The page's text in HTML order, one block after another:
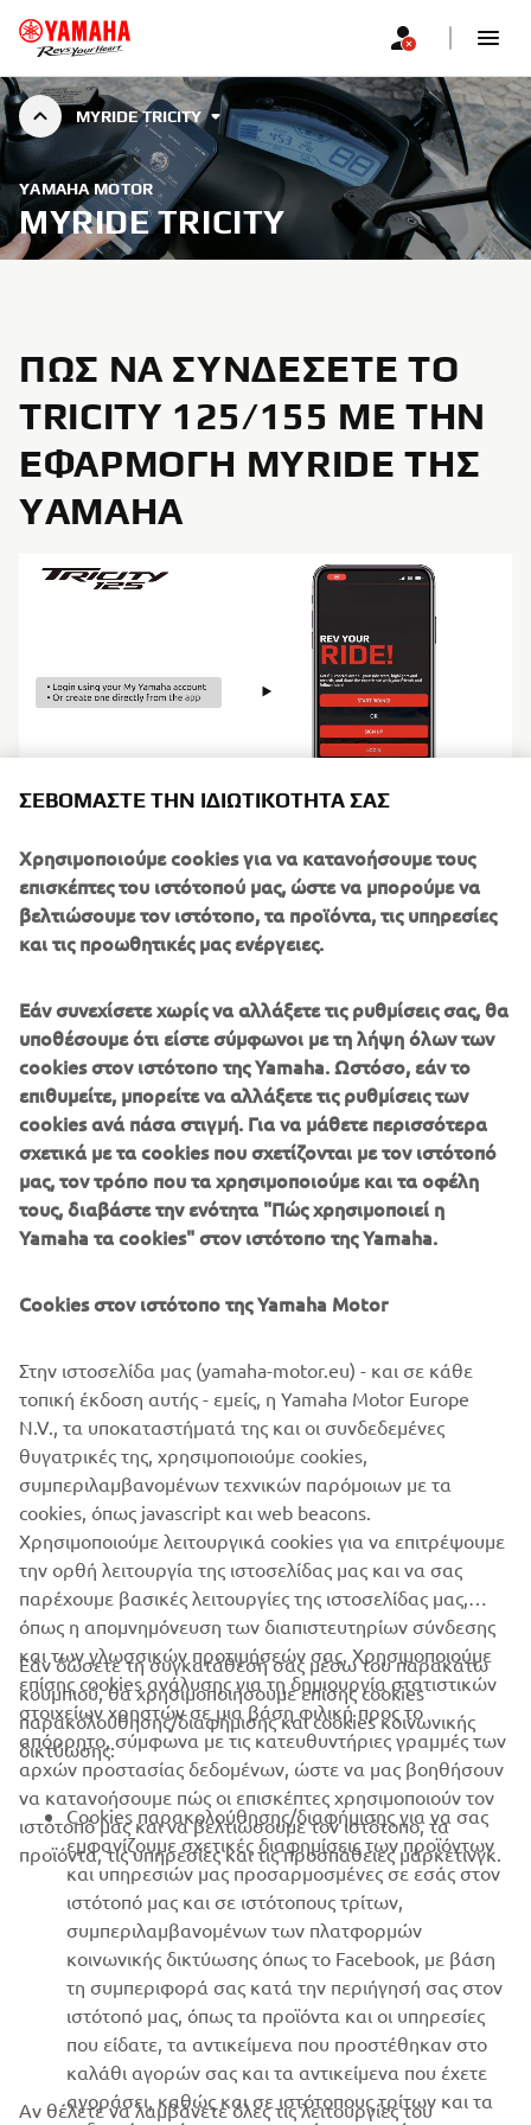
MYRIDE TRICITY
YAMAHA MOTOR
MYRIDE TRICITY
ΠΏΣ ΝΑ ΣΥΝΔΈΣΕΤΕ ΤΟ
TRICITY 125/155 ΜΕ ΤΗΝ
ΕΦΑΡΜΟΓΉ MYRIDE ΤΗΣ
YAMAHA
ΚΑΤΕΒΆΣΤΕ ΤΗΝ ΕΦΑΡΜΟΓΉ
Παρακαλώ επιλέξτε ένα από τα παρακάτω εικονίδια για
να κατεβάσετε δωρεάν την εφαρμογή MyRide.
ΕΤΑΙΡΕΊΑ
B2B
ΠΕΡΙΣΣΌΤΕΡΑ YAMAHA
SUPPORT
ΕΝΗΜΕΡΩΤΙΚΟ ΔΕΛΤΙΟ
Γίνετε ο πρώτος που θα μάθετε για τις τελευταίες προσφορές, τις
ειδικές εκδηλώσεις, τις νέες κυκλοφορίες και πολλά άλλα
ΣΕΒΌΜΑΣΤΕ ΤΗΝ ΙΔΙΩΤΙΚΌΤΗΤΆ ΣΑΣ
Χρησιμοποιούμε cookies για να κατανοήσουμε τους
επισκέπτες του ιστότοπού μας, ώστε να μπορούμε να
βελτιώσουμε τον ιστότοπο, τα προϊόντα, τις υπηρεσίες
και τις προωθητικές μας ενέργειες.
Εάν συνεχίσετε χωρίς να αλλάξετε τις ρυθμίσεις σας, θα
υποθέσουμε ότι είστε σύμφωνοι με τη λήψη όλων των
cookies στον ιστότοπο της Yamaha. Ωστόσο, εάν το
επιθυμείτε, μπορείτε να αλλάξετε τις ρυθμίσεις των
cookies ανά πάσα στιγμή. Για να μάθετε περισσότερα
σχετικά με τα cookies που σχετίζονται με τον ιστότοπό
μας, τον τρόπο που τα χρησιμοποιούμε και τα οφέλη
τους, διαβάστε την ενότητα "Πώς χρησιμοποιεί η
Yamaha τα cookies" στον ιστότοπο της Yamaha.
Cookies στον ιστότοπο της Yamaha Motor
Στην ιστοσελίδα μας (yamaha-motor.eu) - και σε κάθε
τοπική έκδοση αυτής - εμείς, η Yamaha Motor Europe
N.V., τα υποκαταστήματά της και οι συνδεδεμένες
θυγατρικές της, χρησιμοποιούμε cookies,
συμπεριλαμβανομένων τεχνικών παρόμοιων με τα
cookies, όπως javascript και web beacons.
Χρησιμοποιούμε λειτουργικά cookies για να επιτρέψουμε
την ορθή λειτουργία της ιστοσελίδας μας και να σας
παρέχουμε βασικές λειτουργίες της ιστοσελίδας μας,
όπως η απομνημόνευση των διαπιστευτηρίων σύνδεσης
και των γλωσσικών προτιμήσεών σας. Χρησιμοποιούμε
επίσης cookies ανάλυσης για τη δημιουργία στατιστικών
στοιχείων χρηστών σε μια βάση φιλική προς το
απόρρητο, σύμφωνα με τις κατευθυντήριες γραμμές των
αρχών προστασίας δεδομένων, ώστε να μας βοηθήσουν
να κατανοήσουμε πώς οι επισκέπτες χρησιμοποιούν τον
ιστότοπό μας και να βελτιώσουμε τον ιστότοπο, τα
προϊόντα, τις υπηρεσίες και τις προσπάθειες μάρκετινγκ.
Εάν δώσετε τη συγκατάθεσή σας μέσω του παρακάτω
κουμπιού, θα χρησιμοποιήσουμε επίσης cookies
παρακολούθησης/διαφήμισης και cookies κοινωνικής
δικτύωσης:
Cookies παρακολούθησης/διαφήμισης για να σας
εμφανίζουμε σχετικές διαφημίσεις των προϊόντων
και υπηρεσιών μας προσαρμοσμένες σε εσάς στον
ιστότοπό μας και σε ιστότοπους τρίτων,
συμπεριλαμβανομένων των πλατφορμών
κοινωνικής δικτύωσης όπως το Facebook, με βάση
τη συμπεριφορά σας κατά την περιήγησή σας στον
ιστότοπό μας, όπως τα προϊόντα και οι υπηρεσίες
που είδατε, τα αντικείμενα που προστέθηκαν στο
καλάθι αγορών σας και τα αντικείμενα που έχετε
αγοράσει, καθώς και σε ιστότοπους τρίτων και τα
Αν θέλετε να λαμβάνετε όλες τις λειτουργίες του